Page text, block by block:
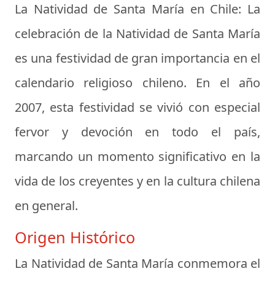
La Natividad de Santa María en Chile: La
celebración de la Natividad de Santa María
es una festividad de gran importancia en el
calendario religioso chileno. En el año
2007, esta festividad se vivió con especial
fervor y devoción en todo el país,
marcando un momento significativo en la
vida de los creyentes y en la cultura chilena
en general.
Origen Histórico
La Natividad de Santa María conmemora el